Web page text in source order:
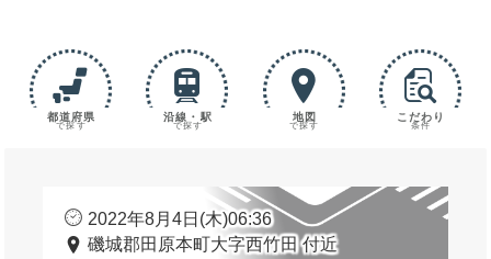
都道府県
で探す
沿線・駅
で探す
地図
で探す
こだわり
条件
2022年8月4日(木)06:36
磯城郡田原本町大字西竹田 付近